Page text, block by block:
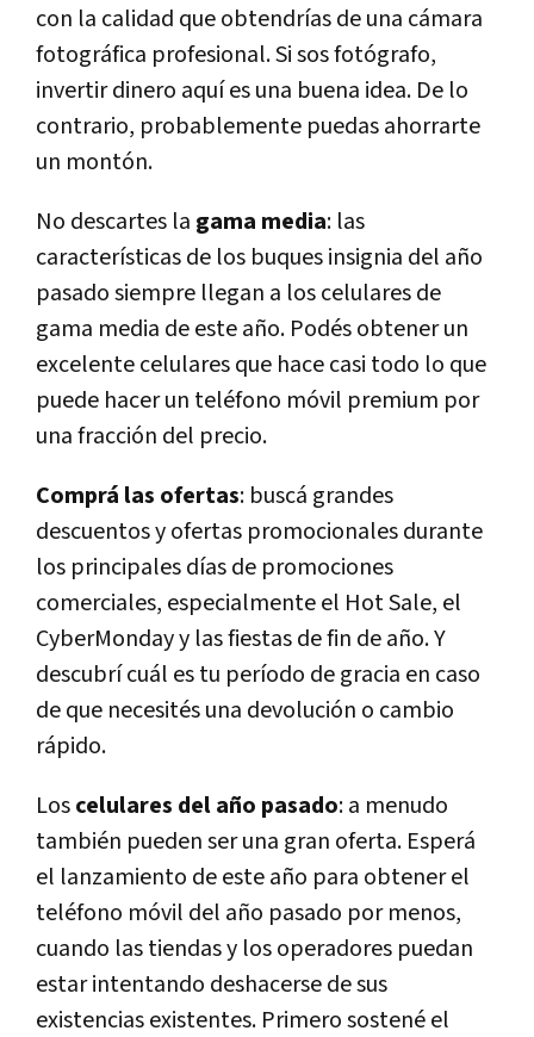
con la calidad que obtendrías de una cámara
fotográfica profesional. Si sos fotógrafo,
invertir dinero aquí es una buena idea. De lo
contrario, probablemente puedas ahorrarte
un montón.
No descartes la gama media: las
características de los buques insignia del año
pasado siempre llegan a los celulares de
gama media de este año. Podés obtener un
excelente celulares que hace casi todo lo que
puede hacer un teléfono móvil premium por
una fracción del precio.
Comprá las ofertas: buscá grandes
descuentos y ofertas promocionales durante
los principales días de promociones
comerciales, especialmente el Hot Sale, el
CyberMonday y las fiestas de fin de año. Y
descubrí cuál es tu período de gracia en caso
de que necesités una devolución o cambio
rápido.
Loscelulares del año pasado: a menudo
también pueden ser una gran oferta. Esperá
el lanzamiento de este año para obtener el
teléfono móvil del año pasado por menos,
cuando las tiendas y los operadores puedan
estar intentando deshacerse de sus
existencias existentes. Primero sostené el